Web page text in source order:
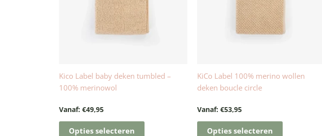
Kico Label baby deken tumbled –
100% merinowol
Vanaf:€49,95
Opties selecteren
optie
kan
gekozen
de
KiCo Label 100% merino wollen
deken boucle circle
Vanaf:€53,95
Opties selecteren
optie
kan
gekozen